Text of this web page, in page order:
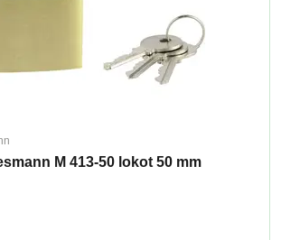
M 413-50 lokot 50 mm